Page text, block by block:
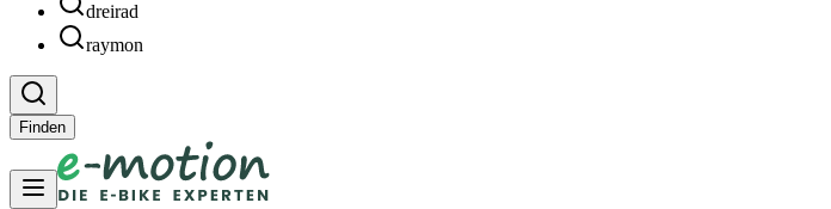
dreirad
raymon
Finden